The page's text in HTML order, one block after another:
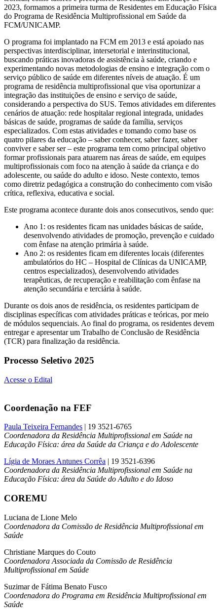
2023, formamos a primeira turma de Residentes em Educação Física
do Programa de Residência Multiprofissional em Saúde da
FCM/UNICAMP.
O programa foi implantado na FCM em 2013 e está apoiado nas
perspectivas interdisciplinar, intersetorial e interinstitucional,
buscando práticas inovadoras de assistência à saúde, criando e
experimentando novas metodologias de ensino e integração com o
serviço público de saúde em diferentes níveis de atuação. É um
programa de residência multiprofissional que visa oportunizar a
integração das instituições de ensino e serviço de saúde,
considerando a perspectiva do SUS. Temos atividades em diferentes
cenários de atuação: rede hospitalar regional integrada, unidades
básicas de saúde, programas de saúde da família, serviços
especializados. Com estas atividades e tomando como base os
quatro pilares da educação – saber conhecer, saber fazer, saber
conviver e saber ser – este programa tem como principal objetivo
formar profissionais para atuarem nas áreas de saúde, em equipes
multiprofissionais com foco na atenção à saúde da criança e do
adolescente, ou saúde do adulto e idoso. Neste contexto, temos
como diretriz pedagógica a construção do conhecimento com visão
crítica, reflexiva, educativa e social.
Este programa acontece durante dois anos consecutivos, sendo que:
Ano 1: os residentes ficam nas unidades básicas de saúde,
desenvolvendo atividades de promoção, prevenção e cuidado
com ênfase na atenção primária à saúde.
Ano 2: os residentes ficam em diferentes locais (diferentes
ambulatórios do HC – Hospital de Clínicas da UNICAMP,
centros especializados), desenvolvendo atividades
terapêuticas, de recuperação e reabilitação com ênfase na
atenção secundária e terciária à saúde.
Durante os dois anos de residência, os residentes participam de
disciplinas específicas com atividades práticas e teóricas, por meio
de módulos sequenciais. Ao final do programa, os residentes devem
entregar e apresentar um Trabalho de Conclusão de Residência
(TCR) para finalização da residência.
Processo Seletivo 2025
Acesse o Edital
Coordenação na FEF
Paula Teixeira Fernandes | 19 3521-6765
Coordenadora da Residência Multiprofissional em Saúde na
Educação Física: área da Saúde da Criança e do Adolescente
Lígia de Moraes Antunes Corrêa | 19 3521-6396
Coordenadora da Residência Multiprofissional em Saúde na
Educação Física: área da Saúde do Adulto e do Idoso
COREMU
Luciana de Lione Melo
Coordenadora da Comissão de Residência Multiprofissional em
Saúde
Christiane Marques do Couto
Coordenadora Associada da Comissão de Residência
Multiprofissional em Saúde
Suzimar de Fátima Benato Fusco
Coordenadora do Programa em Residência Multiprofissional em
Saúde